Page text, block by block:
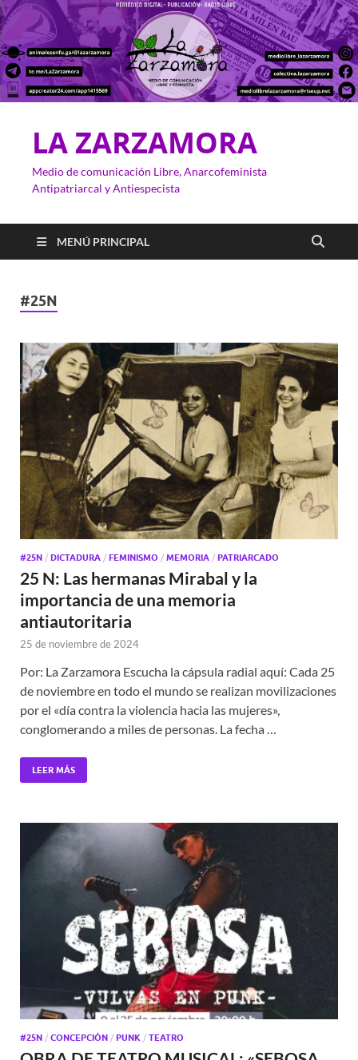
LA ZARZAMORA
Medio de comunicación Libre, Anarcofeminista
Antipatriarcal y Antiespecista
MENÚ PRINCIPAL
#25N
#25N / DICTADURA / FEMINISMO / MEMORIA / PATRIARCADO
25 N: Las hermanas Mirabal y la
importancia de una memoria
antiautoritaria
25 de noviembre de 2024
Por: La Zarzamora Escucha la cápsula radial aquí: Cada 25
de noviembre en todo el mundo se realizan movilizaciones
por el «día contra la violencia hacia las mujeres»,
conglomerando a miles de personas. La fecha …
LEER MÁS
#25N / CONCEPCIÓN / PUNK / TEATRO